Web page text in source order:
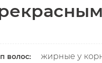
волос: жирные у